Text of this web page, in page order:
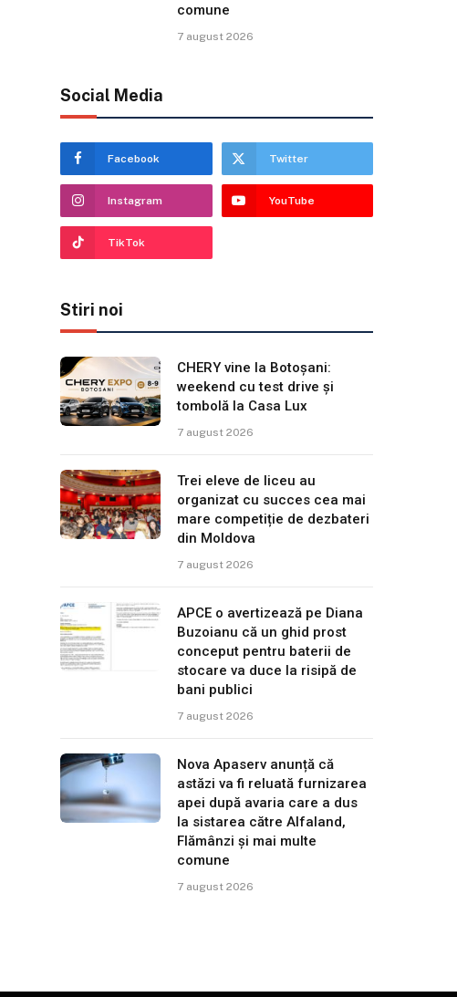
comune
7 august 2026
Social Media
Facebook Twitter
Instagram YouTube
TikTok
Stiri noi
CHERY vine la Botoșani:
weekend cu test drive și
tombolă la Casa Lux
7 august 2026
Trei eleve de liceu au
organizat cu succes cea mai
mare competiție de dezbateri
din Moldova
7 august 2026
APCE o avertizează pe Diana
Buzoianu că un ghid prost
conceput pentru baterii de
stocare va duce la risipă de
bani publici
7 august 2026
Nova Apaserv anunță că
astăzi va fi reluată furnizarea
apei după avaria care a dus
la sistarea către Alfaland,
Flămânzi și mai multe
comune
7 august 2026